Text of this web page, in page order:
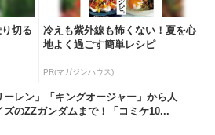
切る
冷えも紫外線も怖くない！夏を心
地よく過ごす簡単レシピ
PR(マガジンハウス)
ーレン」「キングオージャー」から人
ズのZZガンダムまで！「コミケ10...